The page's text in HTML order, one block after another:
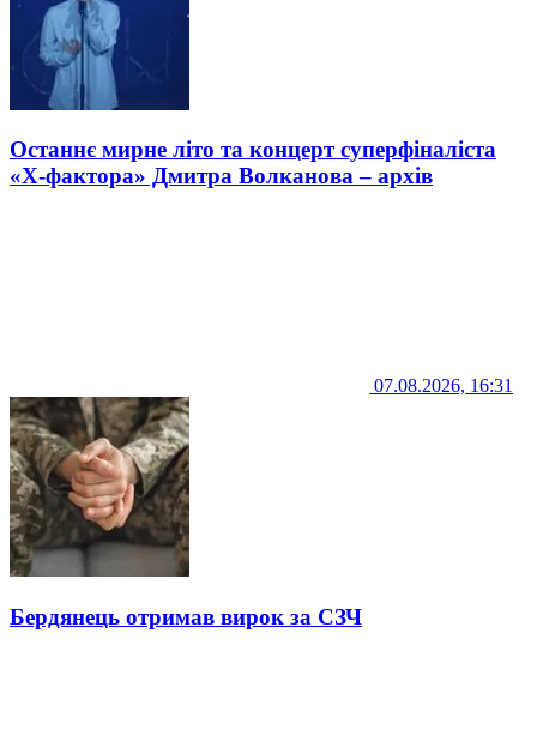
Останнє мирне літо та концерт суперфіналіста
«Х-фактора» Дмитра Волканова – архів
07.08.2026, 16:31
Бердянець отримав вирок за СЗЧ